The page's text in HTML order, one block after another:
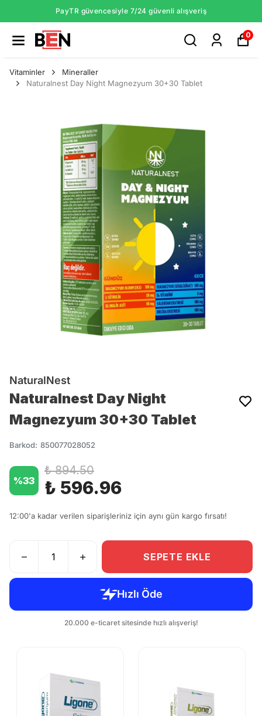
PayTR güvencesiyle 7/24 güvenli alışveriş
0
Vitaminler
Mineraller
Naturalnest Day Night Magnezyum 30+30 Tablet
NaturalNest
Naturalnest Day Night
Magnezyum 30+30 Tablet
Barkod: 850077028052
%33
₺ 894.50
₺ 596.96
12:00'a kadar verilen siparişleriniz için aynı gün kargo fırsatı!
SEPETE EKLE